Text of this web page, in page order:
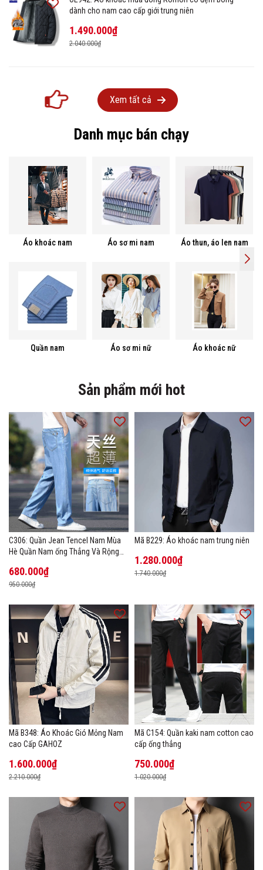
dành cho nam cao cấp giới trung niên
1.490.000₫
2.040.000₫
Xem tất cả
Danh mục bán chạy
Áo khoác nam Áo sơ mi nam Áo thun, áo len nam
Quần nam Áo sơ mi nữ Áo khoác nữ
Sản phẩm mới hot
C306: Quần Jean Tencel Nam Mùa
Hè Quần Nam ống Thẳng Và Rộng
680.000₫
950.000₫
Mã B229: Áo khoác nam trung niên
1.280.000₫
1.740.000₫
Mã B348: Áo Khoác Gió Mỏng Nam
cao Cấp GAHOZ
1.600.000₫
2.210.000₫
Mã C154: Quần kaki nam cotton cao
cấp ống thẳng
750.000₫
1.020.000₫